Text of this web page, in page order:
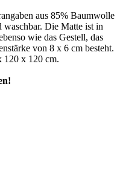
aus 85% Baumwolle
waschbar. Die Matte ist in
wie das Gestell, das
von 8 x 6 cm besteht.
120 x 120 cm.